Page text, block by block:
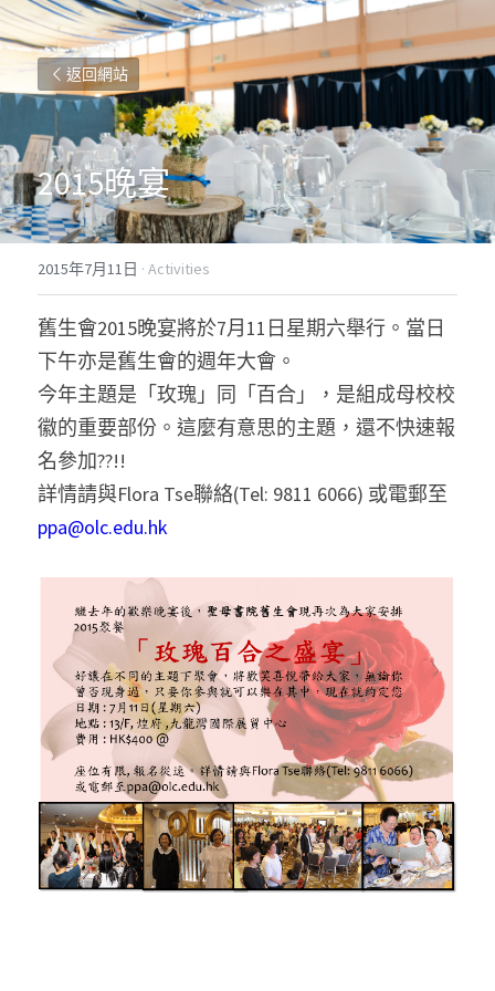
返回網站
2015晚宴
2015年7月11日 · Activities
舊生會2015晚宴將於7月11日星期六舉行。當日
下午亦是舊生會的週年大會。
今年主題是「玫瑰」同「百合」，是組成母校校
徽的重要部份。這麼有意思的主題，還不快速報
名參加??!!
詳情請與Flora Tse聯絡(Tel: 9811 6066) 或電郵至
ppa@olc.edu.hk